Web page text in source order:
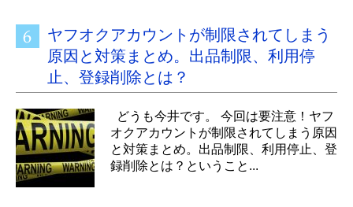
ヤフオクアカウントが制限されてしまう
原因と対策まとめ。出品制限、利用停
止、登録削除とは？
どうも今井です。 今回は要注意！ヤフ
オクアカウントが制限されてしまう原因
と対策まとめ。出品制限、利用停止、登
録削除とは？ということ...